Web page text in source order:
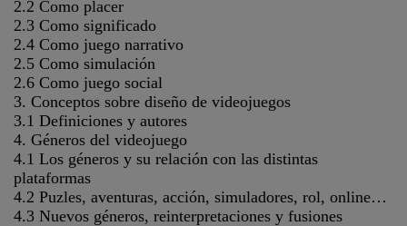
2.2 Como placer
2.3 Como significado
2.4 Como juego narrativo
2.5 Como simulación
2.6 Como juego social
3. Conceptos sobre diseño de videojuegos
3.1 Definiciones y autores
4. Géneros del videojuego
4.1 Los géneros y su relación con las distintas
plataformas
4.2 Puzles, aventuras, acción, simuladores, rol, online…
4.3 Nuevos géneros, reinterpretaciones y fusiones